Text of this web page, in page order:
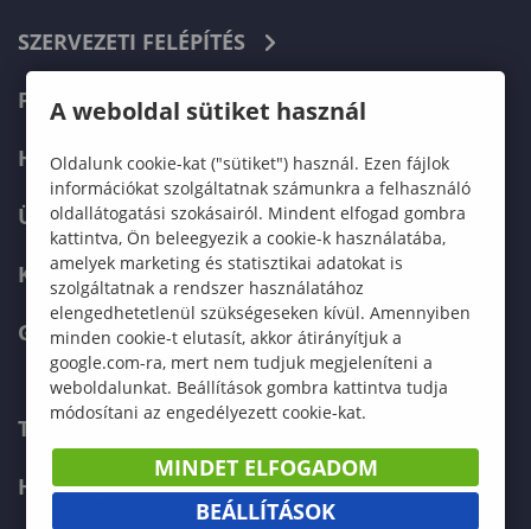
SZERVEZETI FELÉPÍTÉS
FELVÉTELIZŐKNEK
HALLGATÓKNAK
ÜZLETI PARTNEREKNEK
KARRIER
GREEN UNIVERSITY
TELEFONKÖNYV
HIBABEJELENTÉS
A weboldal sütiket használ
Oldalunk cookie-kat ("sütiket") használ. Ezen fájlok
információkat szolgáltatnak számunkra a felhasználó
oldallátogatási szokásairól. Mindent elfogad gombra
kattintva, Ön beleegyezik a cookie-k használatába,
amelyek marketing és statisztikai adatokat is
szolgáltatnak a rendszer használatához
elengedhetetlenül szükségeseken kívül. Amennyiben
minden cookie-t elutasít, akkor átirányítjuk a
google.com-ra, mert nem tudjuk megjeleníteni a
weboldalunkat. Beállítások gombra kattintva tudja
módosítani az engedélyezett cookie-kat.
MINDET ELFOGADOM
BEÁLLÍTÁSOK